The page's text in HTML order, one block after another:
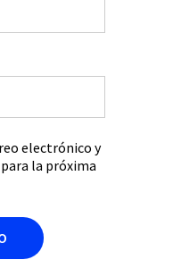
electrónico y
la próxima